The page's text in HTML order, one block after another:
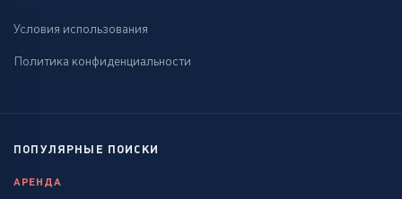
Условия использования
Политика конфиденциальности
ПОПУЛЯРНЫЕ ПОИСКИ
АРЕНДА